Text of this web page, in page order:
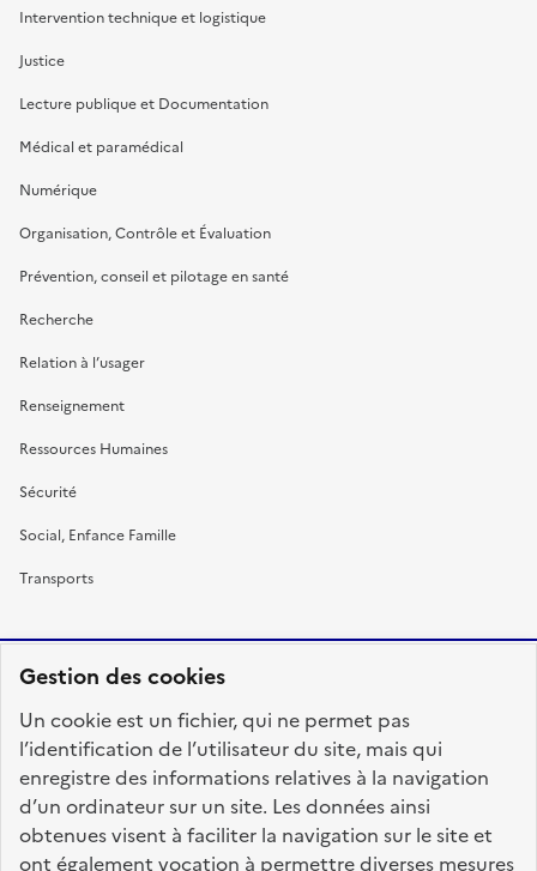
Gestion des cookies
Un cookie est un fichier, qui ne permet pas
l’identification de l’utilisateur du site, mais qui
enregistre des informations relatives à la navigation
d’un ordinateur sur un site. Les données ainsi
obtenues visent à faciliter la navigation sur le site et
ont également vocation à permettre diverses mesures
Intervention technique et logistique
Justice
Lecture publique et Documentation
Médical et paramédical
Numérique
Organisation, Contrôle et Évaluation
Prévention, conseil et pilotage en santé
Recherche
Relation à l’usager
Renseignement
Ressources Humaines
Sécurité
Social, Enfance Famille
Transports
FRANÇAISE
fonction-publique.gouv.fr legifrance.gouv.fr